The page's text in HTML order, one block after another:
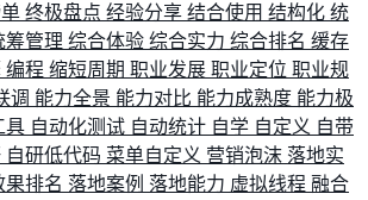
终极盘点 经验分享 结合使用 结构化 统
筹管理 综合体验 综合实力 综合排名 缓存
编程 缩短周期 职业发展 职业定位 职业规
调 能力全景 能力对比 能力成熟度 能力极
具 自动化测试 自动统计 自学 自定义 自带
自研低代码 菜单自定义 营销泡沫 落地实
果排名 落地案例 落地能力 虚拟线程 融合